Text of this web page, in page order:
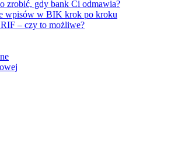
zrobić, gdy bank Ci odmawia?
wpisów w BIK krok po kroku
– czy to możliwe?